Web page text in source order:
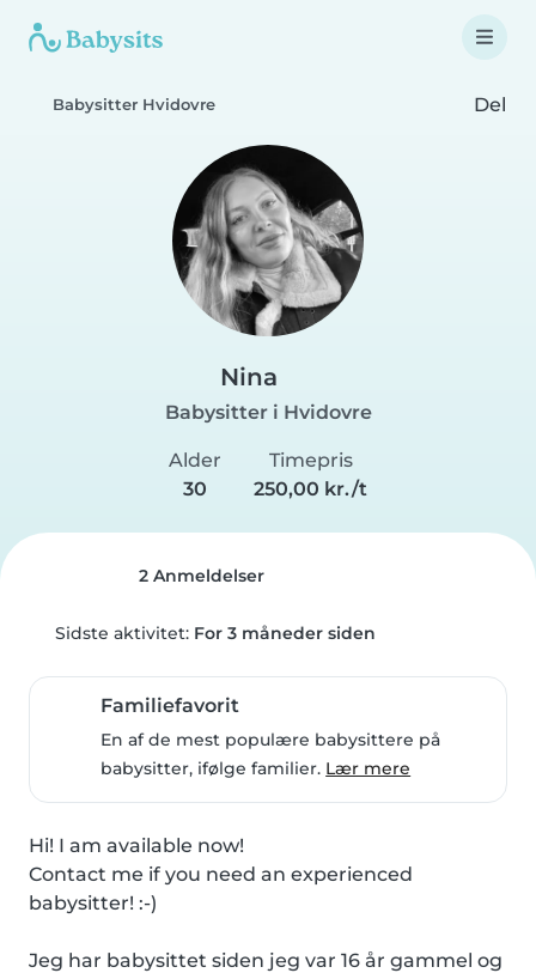
Babysitter Hvidovre Del
Nina
Babysitter i Hvidovre
Alder
30
Timepris
250,00 kr./t
2 Anmeldelser
Sidste aktivitet: For 3 måneder siden
Familiefavorit
En af de mest populære babysittere på
babysitter, ifølge familier. Lær mere
Hi! I am available now!
Contact me if you need an experienced
babysitter! :-)
Jeg har babysittet siden jeg var 16 år gammel og